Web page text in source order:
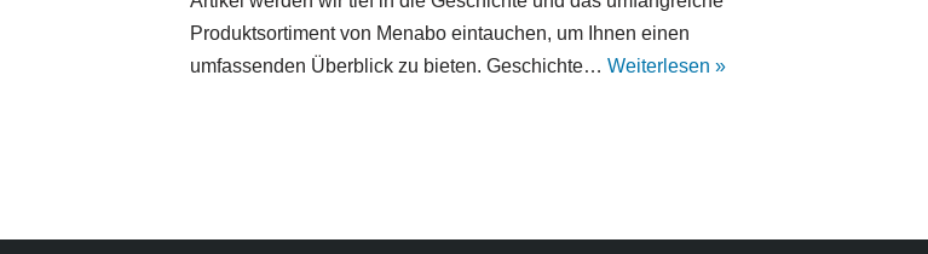
Produktsortiment von Menabo eintauchen, um Ihnen einen
umfassenden Überblick zu bieten. Geschichte… Weiterlesen »